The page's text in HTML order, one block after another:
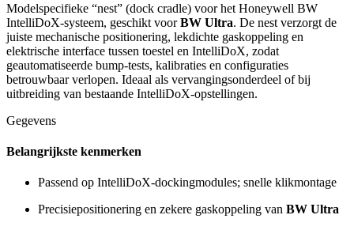
Modelspecifieke “nest” (dock cradle) voor het Honeywell BW
IntelliDoX-systeem, geschikt voorBW Ultra. De nest verzorgt de
juiste mechanische positionering, lekdichte gaskoppeling en
elektrische interface tussen toestel en IntelliDoX, zodat
geautomatiseerde bump-tests, kalibraties en configuraties
betrouwbaar verlopen. Ideaal als vervangingsonderdeel of bij
uitbreiding van bestaande IntelliDoX-opstellingen.
Gegevens
Belangrijkste kenmerken
Passend op IntelliDoX-dockingmodules; snelle klikmontage
Precisiepositionering en zekere gaskoppeling van BW Ultra